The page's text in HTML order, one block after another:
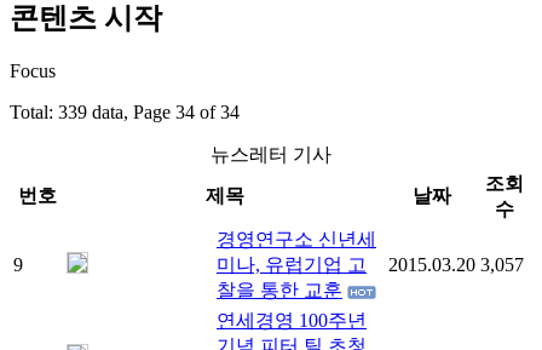
콘텐츠 시작
Focus
Total: 339 data, Page 34 of 34
뉴스레터 기사
번호
제목 날짜
조회
수
9
경영연구소 신년세
미나, 유럽기업 고
찰을 통한 교훈
2015.03.20 3,057
연세경영 100주년